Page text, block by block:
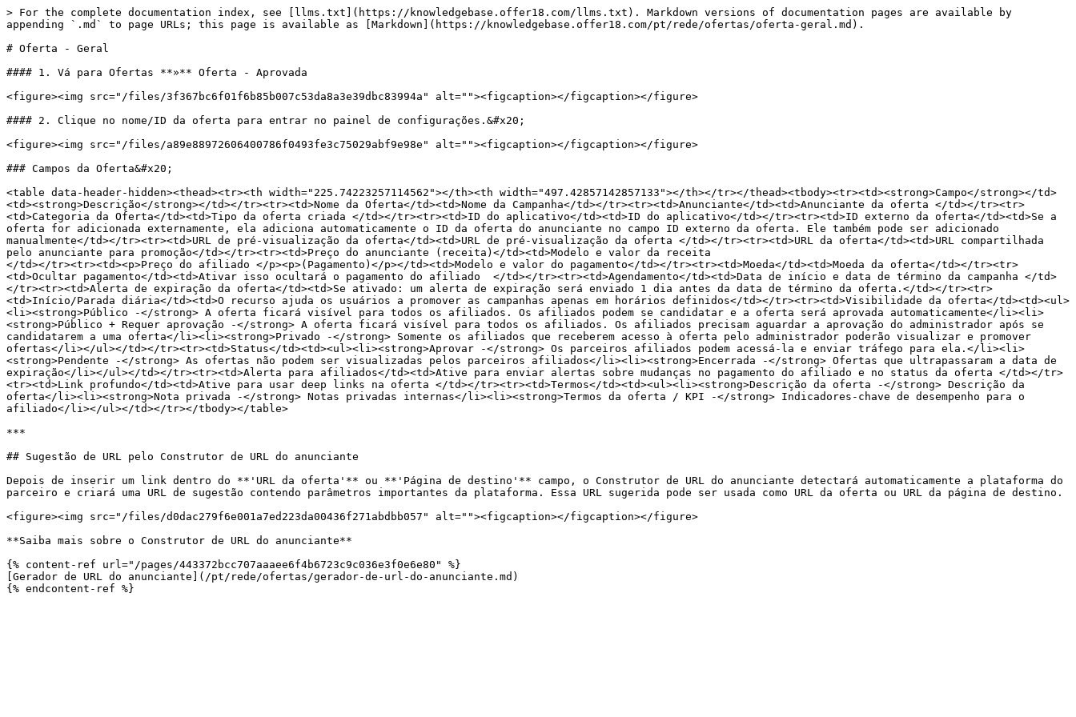
> For the complete documentation index, see [llms.txt](https://knowledgebase.offer18.com/llms.txt). Markdown versions of documentation pages are available by
appending `.md` to page URLs; this page is available as [Markdown](https://knowledgebase.offer18.com/pt/rede/ofertas/oferta-geral.md).
# Oferta - Geral
#### 1. Vá para Ofertas **»** Oferta - Aprovada
<figure><img src="/files/3f367bc6f01f6b85b007c53da8a3e39dbc83994a" alt=""><figcaption></figcaption></figure>
#### 2. Clique no nome/ID da oferta para entrar no painel de configurações.&#x20;
<figure><img src="/files/a89e88972606400786f0493fe3c75029abf9e98e" alt=""><figcaption></figcaption></figure>
### Campos da Oferta&#x20;
<table data-header-hidden><thead><tr><th width="225.74223257114562"></th><th width="497.42857142857133"></th></tr></thead><tbody><tr><td><strong>Campo</strong></td>
<td><strong>Descrição</strong></td></tr><tr><td>Nome da Oferta</td><td>Nome da Campanha</td></tr><tr><td>Anunciante</td><td>Anunciante da oferta </td></tr><tr>
<td>Categoria da Oferta</td><td>Tipo da oferta criada </td></tr><tr><td>ID do aplicativo</td><td>ID do aplicativo</td></tr><tr><td>ID externo da oferta</td><td>Se a
oferta for adicionada externamente, ela adiciona automaticamente o ID da oferta do anunciante no campo ID externo da oferta. Ele também pode ser adicionado
manualmente</td></tr><tr><td>URL de pré-visualização da oferta</td><td>URL de pré-visualização da oferta </td></tr><tr><td>URL da oferta</td><td>URL compartilhada
pelo anunciante para promoção</td></tr><tr><td>Preço do anunciante (receita)</td><td>Modelo e valor da receita
</td></tr><tr><td><p>Preço do afiliado </p><p>(Pagamento)</p></td><td>Modelo e valor do pagamento</td></tr><tr><td>Moeda</td><td>Moeda da oferta</td></tr><tr>
<td>Ocultar pagamento</td><td>Ativar isso ocultará o pagamento do afiliado  </td></tr><tr><td>Agendamento</td><td>Data de início e data de término da campanha </td>
</tr><tr><td>Alerta de expiração da oferta</td><td>Se ativado: um alerta de expiração será enviado 1 dia antes da data de término da oferta.</td></tr><tr>
<td>Início/Parada diária</td><td>O recurso ajuda os usuários a promover as campanhas apenas em horários definidos</td></tr><tr><td>Visibilidade da oferta</td><td><ul>
<li><strong>Público -</strong> A oferta ficará visível para todos os afiliados. Os afiliados podem se candidatar e a oferta será aprovada automaticamente</li><li>
<strong>Público + Requer aprovação -</strong> A oferta ficará visível para todos os afiliados. Os afiliados precisam aguardar a aprovação do administrador após se
candidatarem a uma oferta</li><li><strong>Privado -</strong> Somente os afiliados que receberem acesso à oferta pelo administrador poderão visualizar e promover
ofertas</li></ul></td></tr><tr><td>Status</td><td><ul><li><strong>Aprovar -</strong> Os parceiros afiliados podem acessá-la e enviar tráfego para ela.</li><li>
<strong>Pendente -</strong> As ofertas não podem ser visualizadas pelos parceiros afiliados</li><li><strong>Encerrada -</strong> Ofertas que ultrapassaram a data de
expiração</li></ul></td></tr><tr><td>Alerta para afiliados</td><td>Ative para enviar alertas sobre mudanças no pagamento do afiliado e no status da oferta </td></tr>
<tr><td>Link profundo</td><td>Ative para usar deep links na oferta </td></tr><tr><td>Termos</td><td><ul><li><strong>Descrição da oferta -</strong> Descrição da
oferta</li><li><strong>Nota privada -</strong> Notas privadas internas</li><li><strong>Termos da oferta / KPI -</strong> Indicadores-chave de desempenho para o
afiliado</li></ul></td></tr></tbody></table>
***
## Sugestão de URL pelo Construtor de URL do anunciante
Depois de inserir um link dentro do **'URL da oferta'** ou **'Página de destino'** campo, o Construtor de URL do anunciante detectará automaticamente a plataforma do
parceiro e criará uma URL de sugestão contendo parâmetros importantes da plataforma. Essa URL sugerida pode ser usada como URL da oferta ou URL da página de destino.
<figure><img src="/files/d0dac279f6e001a7ed223da00436f271abdbb057" alt=""><figcaption></figcaption></figure>
**Saiba mais sobre o Construtor de URL do anunciante**
{% content-ref url="/pages/443372bcc707aaaee6f4b6723c9c036e3f0e6e80" %}
[Gerador de URL do anunciante](/pt/rede/ofertas/gerador-de-url-do-anunciante.md)